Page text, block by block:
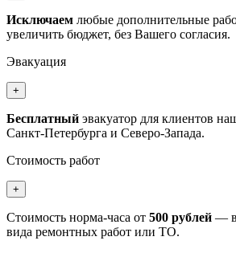
Исключаем любые дополнительные
увеличить бюджет, без Вашего согласия.
Эвакуация
+
Бесплатный эвакуатор для клиентов
Санкт-Петербурга и Северо-Запада.
Стоимость работ
+
Стоимость норма-часа от 500 рублей — в
вида ремонтных работ или ТО.